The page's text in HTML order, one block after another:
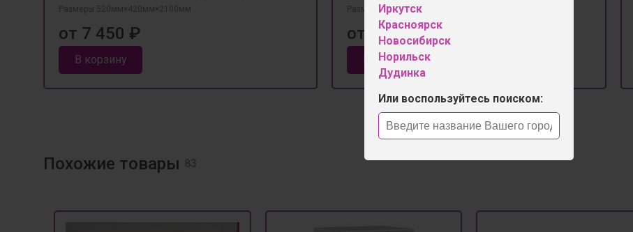
Иркутск
Красноярск
Новосибирск
Норильск
Дудинка
Или воспользуйтесь поиском:
Размеры 520мм×420мм×2100мм
от 7 450 ₽
В корзину
Размеры 800мм×420мм×860мм
от 9 400 ₽
В корзину
Похожие товары